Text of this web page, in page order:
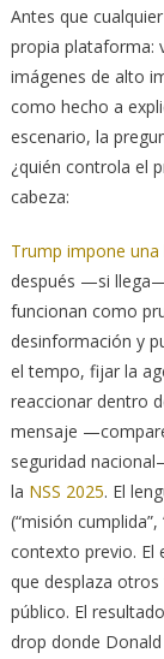
Antes que
propia plataforma:
imágenes de alto
como hecho a
escenario, la
¿quién controla el
cabeza:
Trump impone
después —si
funcionan como
desinformación y
el tempo, fijar la
reaccionar dentro
mensaje
seguridad
la NSS 2025. El
(“misión
contexto previo. El
que desplaza
público. El
drop donde